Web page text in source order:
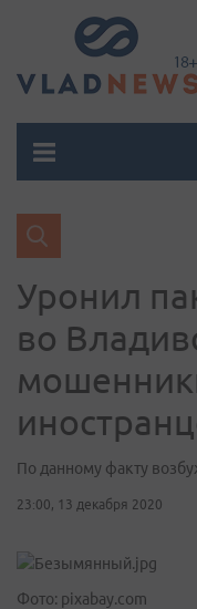
Уронил
во
По данному факту
23:00, 13 декабря 2020
Фото: pixabay.com